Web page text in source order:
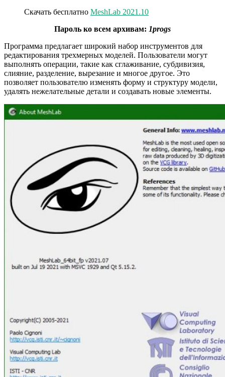
Скачать бесплатно MeshLab 2021.10
Пароль ко всем архивам: 1progs
Программа предлагает широкий набор инструментов для
редактирования трехмерных моделей. Пользователи могут
выполнять операции, такие как сглаживание, субдивизия,
слияние, разделение, вырезание и многое другое. Это
позволяет пользователю изменять форму и структуру модели,
удалять нежелательные детали и создавать новые элементы.